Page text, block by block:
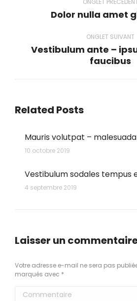
commentaire
ONGLET PRÉCÉDENT
Onglet
Dolor nulla amet
ONGLET SUIVANT
Onglet
Vestibulum ante –
faucibus
Related Posts
Mauris volutpat –
10 octobre 2019
Vestibulum sodales tempus
4 septembre 2019
Laisser un
Votre adresse e-mail ne sera pas
marqués avec *
Commentaire